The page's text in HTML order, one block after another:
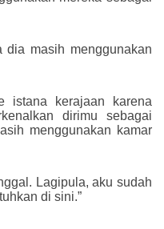
dia masih menggunakan
istana kerajaan karena
dirimu sebagai
menggunakan kamar
Lagipula, aku sudah
di sini.”